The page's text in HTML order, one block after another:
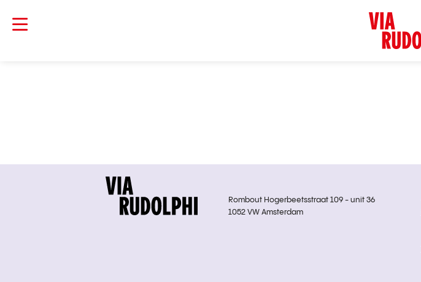
Rombout Hogerbeetsstraat 109 - unit 36
1052 VW Amsterdam